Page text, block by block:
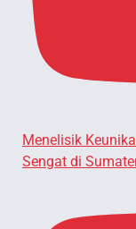
Menelisik
Sengat di